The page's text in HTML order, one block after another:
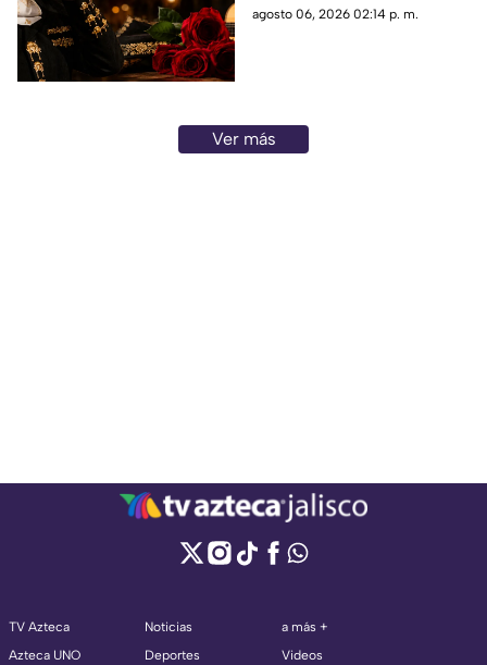
Fernández son una apuesta
agosto 06, 2026 02:14 p. m.
Ver más
TV Azteca
Azteca UNO
Noticias
Deportes
a más +
Videos